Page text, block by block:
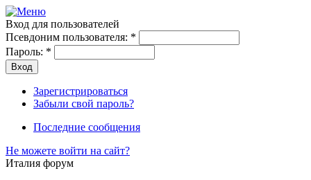
Вход для пользователей
Псевдоним пользователя: *
Пароль: *
Зарегистрироваться
Забыли свой пароль?
Последние сообщения
Не можете войти на сайт?
Италия форум